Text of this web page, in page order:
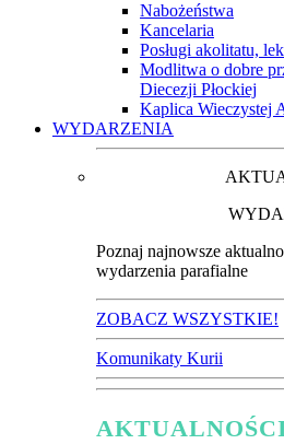
Nabożeństwa
Kancelaria
Posługi akolitatu,
Modlitwa o dobre
Diecezji Płockiej
Kaplica Wieczystej
WYDARZENIA
Poznaj najnowsze
wydarzenia parafialne
ZOBACZ WSZYSTKIE!
Komunikaty Kurii